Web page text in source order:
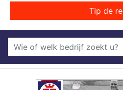
Tip de